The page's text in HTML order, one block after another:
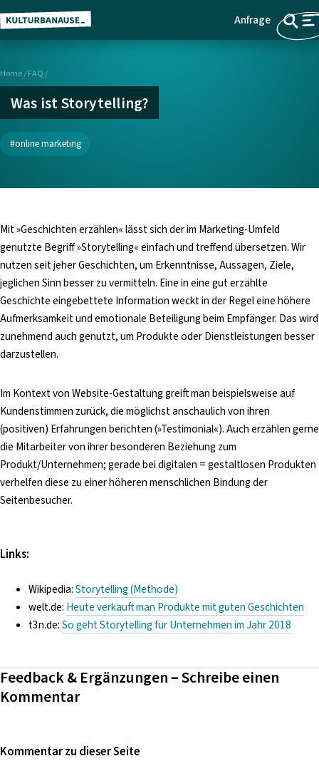
Z
u
H
u
n
a
l
t
s
p
r
i
n
n
Menü
Anfrage
Home/FAQ/
Was ist Storytelling?
online marketing
Mit »Geschichten erzählen« lässt sich der im Marketing-Umfeld
genutzte Begriff »Storytelling« einfach und treffend übersetzen. Wir
nutzen seit jeher Geschichten, um Erkenntnisse, Aussagen, Ziele,
jeglichen Sinn besser zu vermitteln. Eine in eine gut erzählte
Geschichte eingebettete Information weckt in der Regel eine höhere
Aufmerksamkeit und emotionale Beteiligung beim Empfänger. Das wird
zunehmend auch genutzt, um Produkte oder Dienstleistungen besser
darzustellen.
Im Kontext von Website-Gestaltung greift man beispielsweise auf
Kundenstimmen zurück, die möglichst anschaulich von ihren
(positiven) Erfahrungen berichten (»Testimonial«). Auch erzählen gerne
die Mitarbeiter von ihrer besonderen Beziehung zum
Produkt/Unternehmen; gerade bei digitalen = gestaltlosen Produkten
verhelfen diese zu einer höheren menschlichen Bindung der
Seitenbesucher.
Links:
Wikipedia:Storytelling (Methode)
welt.de: Heute verkauft man Produkte mit guten Geschichten
t3n.de:So geht Storytelling für Unternehmen im Jahr 2018
Feedback & Ergänzungen – Schreibe einen
Kommentar
Kommentar zu dieser Seite